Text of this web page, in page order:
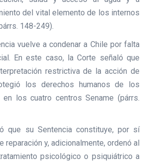
del vital elemento de los internos
148-249).
vuelve a condenar a Chile por falta
En este caso, la Corte señaló que
restrictiva de la acción de
los derechos humanos de los
en los cuatro centros Sename (párrs.
que su Sentencia constituye, por sí
reparación y, adicionalmente, ordenó al
psicológico o psiquiátrico a